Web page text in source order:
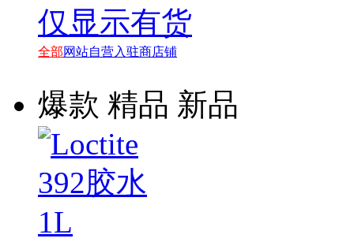
仅显示有货
全部网站自营入驻商店铺
爆款 精品 新品